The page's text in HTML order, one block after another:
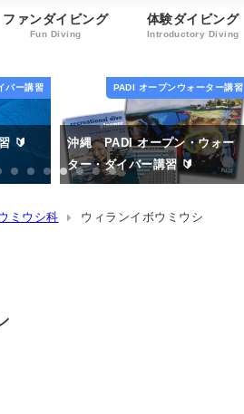
ファンダイビング
Fun Diving
体験ダイビング
Introductory Diving
ター講習
ォー
ダイビングライセンス講習
うちなー女子 オープンウォー
ターライセンス講習
ミウシ科 ウィランイボウミウシ